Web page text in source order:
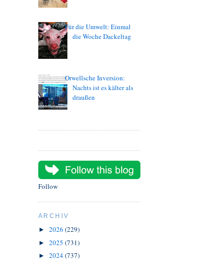
Für die Umwelt: Einmal
die Woche Dackeltag
Orwellsche Inversion:
Nachts ist es kälter als
draußen
Follow
ARCHIV
► 2026 (229)
► 2025 (731)
► 2024(737)